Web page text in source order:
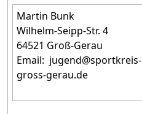
Martin Bunk
Wilhelm-Seipp-Str. 4
64521 Groß-Gerau
Email: jugend@sportkreis-
gross-gerau.de